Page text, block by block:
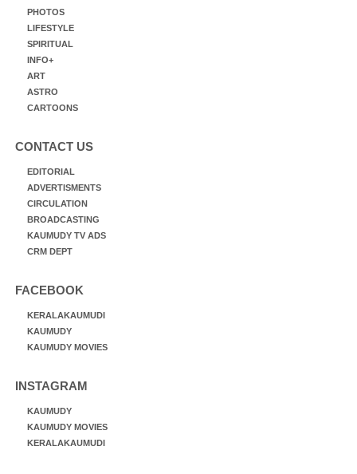
PHOTOS
LIFESTYLE
SPIRITUAL
INFO+
ART
ASTRO
CARTOONS
CONTACT US
EDITORIAL
ADVERTISMENTS
CIRCULATION
BROADCASTING
KAUMUDY TV ADS
CRM DEPT
FACEBOOK
KERALAKAUMUDI
KAUMUDY
KAUMUDY MOVIES
INSTAGRAM
KAUMUDY
KAUMUDY MOVIES
KERALAKAUMUDI